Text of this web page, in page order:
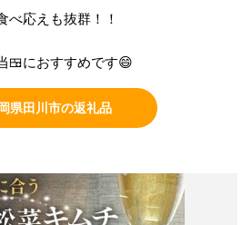
べ応えも抜群！！
🍱におすすめです😄
県田川市の返礼品